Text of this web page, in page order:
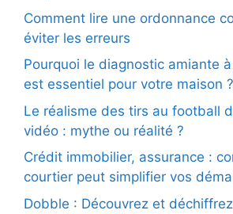
Comment lire une ordonnance
éviter les erreurs
Pourquoi le diagnostic amiante
est essentiel pour votre maison ?
Le réalisme des tirs au football
vidéo : mythe ou réalité ?
Crédit immobilier, assurance :
courtier peut simplifier vos
Dobble : Découvrez et